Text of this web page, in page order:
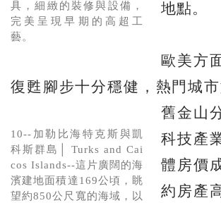
具，細緻的裝修與設備，
完美呈現早期的高超工
藝。
地點。
歐美方
復甦腳步十分穩健，熱門城
10--加勒比海特克斯與凱
科斯群島│ Turks and Cai
cos Islands--這片廣闊的海
濱建地面積達169公頃，眺
望約850公尺寬的海域，以
舊金山
科技產
體房價
約房產